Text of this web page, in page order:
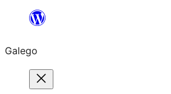
Saltar
contido
Galego